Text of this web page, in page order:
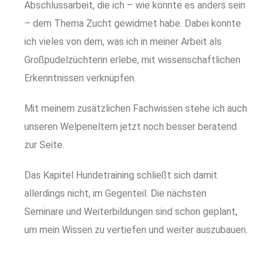
Abschlussarbeit, die ich – wie könnte es anders sein
– dem Thema Zucht gewidmet habe. Dabei konnte
ich vieles von dem, was ich in meiner Arbeit als
Großpudelzüchterin erlebe, mit wissenschaftlichen
Erkenntnissen verknüpfen.
Mit meinem zusätzlichen Fachwissen stehe ich auch
unseren Welpeneltern jetzt noch besser beratend
zur Seite.
Das Kapitel Hundetraining schließt sich damit
allerdings nicht, im Gegenteil. Die nächsten
Seminare und Weiterbildungen sind schon geplant,
um mein Wissen zu vertiefen und weiter auszubauen.